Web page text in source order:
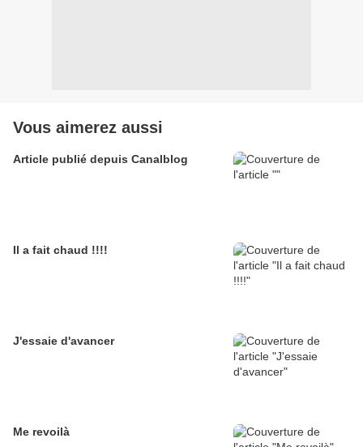
Vous aimerez aussi
Article publié depuis Canalblog
Il a fait chaud !!!!
J'essaie d'avancer
Me revoilà